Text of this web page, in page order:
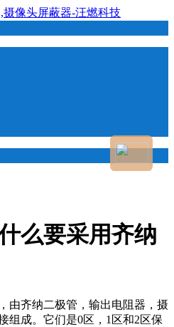
么要采用齐纳
由齐纳二极管，输出电阻器，摄
组成。它们是0区，1区和2区保